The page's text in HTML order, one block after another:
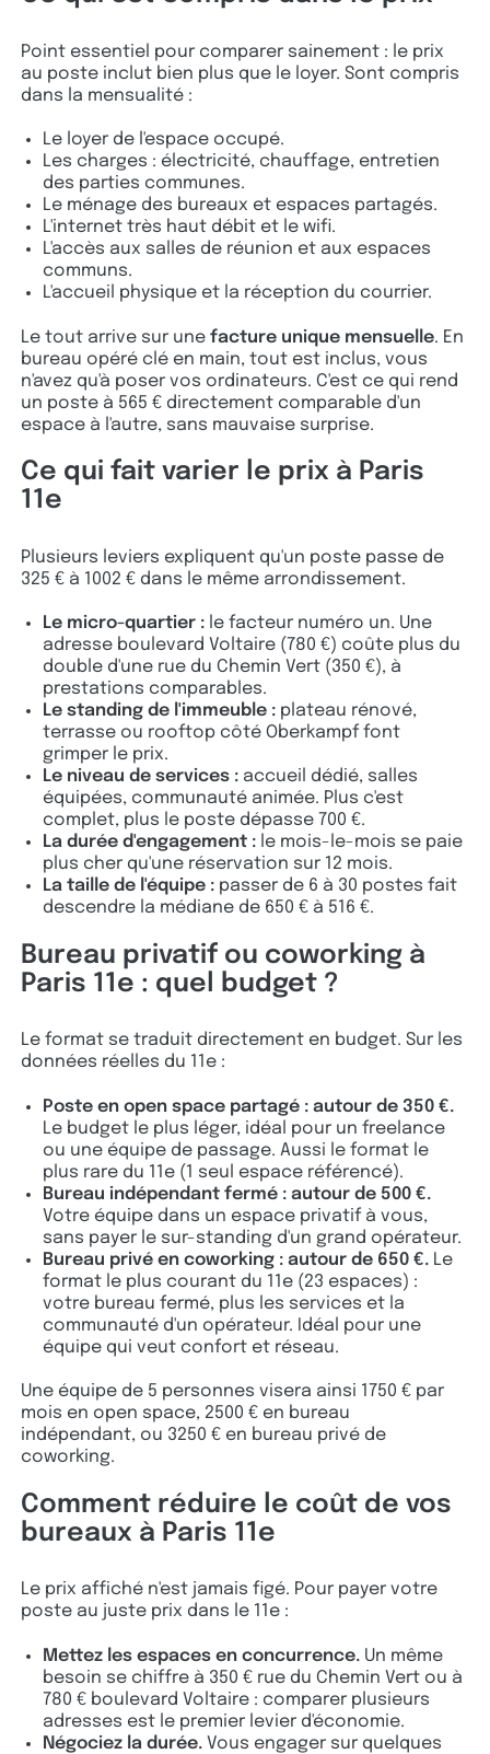
Point essentiel pour comparer sainement : le prix
au poste inclut bien plus que le loyer. Sont compris
dans la mensualité :
Le loyer de l'espace occupé.
Les charges : électricité, chauffage, entretien
des parties communes.
Le ménage des bureaux et espaces partagés.
L'internet très haut débit et le wifi.
L'accès aux salles de réunion et aux espaces
communs.
L'accueil physique et la réception du courrier.
Le tout arrive sur unefacture unique mensuelle. En
bureau opéré clé en main, tout est inclus, vous
n'avez qu'à poser vos ordinateurs. C'est ce qui rend
un poste à 565 € directement comparable d'un
espace à l'autre, sans mauvaise surprise.
Ce qui fait varier le prix à Paris
11e
Plusieurs leviers expliquent qu'un poste passe de
325 € à 1002 € dans le même arrondissement.
Le micro-quartier : le facteur numéro un. Une
adresse boulevard Voltaire (780 €) coûte plus du
double d'une rue du Chemin Vert (350 €), à
prestations comparables.
Le standing de l'immeuble : plateau rénové,
terrasse ou rooftop côté Oberkampf font
grimper le prix.
Le niveau de services : accueil dédié, salles
équipées, communauté animée. Plus c'est
complet, plus le poste dépasse 700 €.
La durée d'engagement : le mois-le-mois se paie
plus cher qu'une réservation sur 12 mois.
La taille de l'équipe : passer de 6 à 30 postes fait
descendre la médiane de 650 € à 516 €.
Bureau privatif ou coworking à
Paris 11e : quel budget ?
Le format se traduit directement en budget. Sur les
données réelles du 11e :
Poste en open space partagé : autour de 350 €.
Le budget le plus léger, idéal pour un freelance
ou une équipe de passage. Aussi le format le
plus rare du 11e (1 seul espace référencé).
Bureau indépendant fermé : autour de 500 €.
Votre équipe dans un espace privatif à vous,
sans payer le sur-standing d'un grand opérateur.
Bureau privé en coworking : autour de 650 €. Le
format le plus courant du 11e (23 espaces) :
votre bureau fermé, plus les services et la
communauté d'un opérateur. Idéal pour une
équipe qui veut confort et réseau.
Une équipe de 5 personnes visera ainsi 1750 € par
mois en open space, 2500 € en bureau
indépendant, ou 3250 € en bureau privé de
coworking.
Comment réduire le coût de vos
bureaux à Paris 11e
Le prix affiché n'est jamais figé. Pour payer votre
poste au juste prix dans le 11e :
Mettez les espaces en concurrence. Un même
besoin se chiffre à 350 € rue du Chemin Vert ou à
780 € boulevard Voltaire : comparer plusieurs
adresses est le premier levier d'économie.
Négociez la durée. Vous engager sur quelques